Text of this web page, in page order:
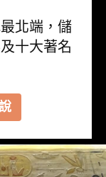
北端，儲
十大著名